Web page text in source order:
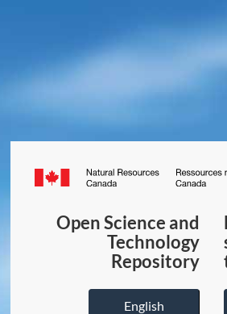
Canada.ca
Open Science and
Technology
Repository
English